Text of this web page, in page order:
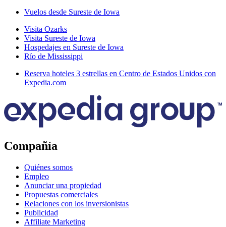
Vuelos desde Sureste de Iowa
Visita Ozarks
Visita Sureste de Iowa
Hospedajes en Sureste de Iowa
Río de Mississippi
Reserva hoteles 3 estrellas en Centro de Estados Unidos con
Expedia.com
Compañía
Quiénes somos
Empleo
Anunciar una propiedad
Propuestas comerciales
Relaciones con los inversionistas
Publicidad
Affiliate Marketing